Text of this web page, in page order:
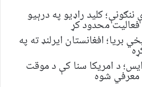
کلید راډیو په درېیو
محدود کړ
بریا؛ افغانستان ایرلنډ ته په
د امریکا سنا کې د موقت
معرفي شوه